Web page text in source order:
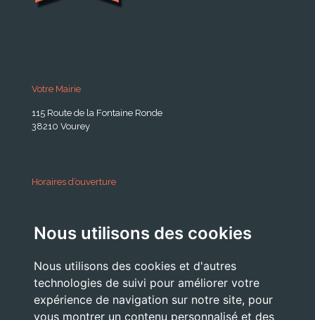
Nous utilisons des cookies
Nous utilisons des cookies et d'autres
technologies de suivi pour améliorer votre
expérience de navigation sur notre site, pour
vous montrer un contenu personnalisé et des
Votre Mairie
115 Route de la Fontaine Ronde
38210 Vourey
Horaires d’ouverture
Lundi . Mardi : 10h 12h /16h 18h30
Jeudi . Vendredi : 13h30 / 17h